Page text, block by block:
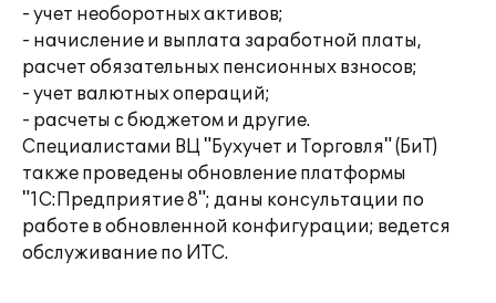
- учет необоротных активов;
- начисление и выплата заработной платы,
расчет обязательных пенсионных взносов;
- учет валютных операций;
- расчеты с бюджетом и другие.
Специалистами ВЦ "Бухучет и Торговля" (БиТ)
также проведены обновление платформы
"1С:Предприятие 8"; даны консультации по
работе в обновленной конфигурации; ведется
обслуживание по ИТС.